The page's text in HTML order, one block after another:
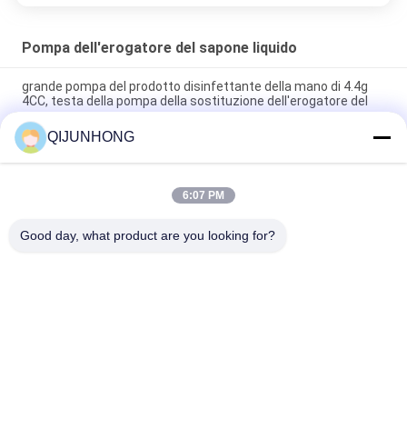
Pompa dell'erogatore del sapone liquido
grande pompa del prodotto disinfettante della mano di 4.4g
4CC, testa della pompa della sostituzione dell'erogatore del
sapone
33/410 Dispenser Bagnodoccia Sapone Liquido Multi Colore
Materiale Plastico
33/410 Dispensatore di sapone liquido pompa attuatore
QIJUNHONG
6:07 PM
Good day, what product are you looking for?